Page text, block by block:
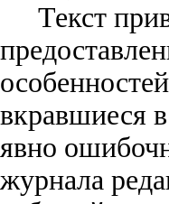
Текст
вкравшиеся
явно
журнала